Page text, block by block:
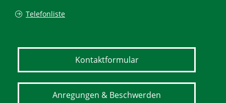
Telefonliste
Kontaktformular
Anregungen & Beschwerden